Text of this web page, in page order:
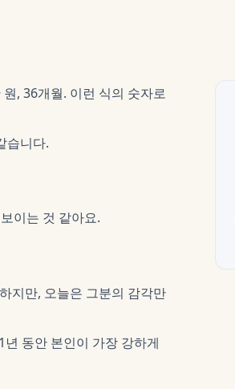
, 36개월. 이런 식의 숫자로
습니다.
이는 것 같아요.
지만, 오늘은 그분의 감각만
동안 본인이 가장 강하게